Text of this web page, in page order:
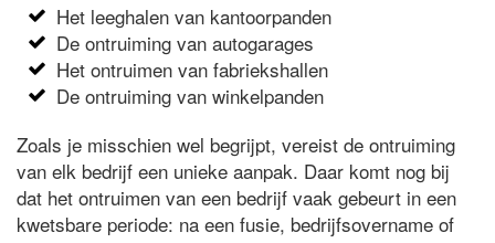
Het leeghalen van kantoorpanden
De ontruiming van autogarages
Het ontruimen van fabriekshallen
De ontruiming van winkelpanden
Zoals je misschien wel begrijpt, vereist de ontruiming
van elk bedrijf een unieke aanpak. Daar komt nog bij
dat het ontruimen van een bedrijf vaak gebeurt in een
kwetsbare periode: na een fusie, bedrijfsovername of